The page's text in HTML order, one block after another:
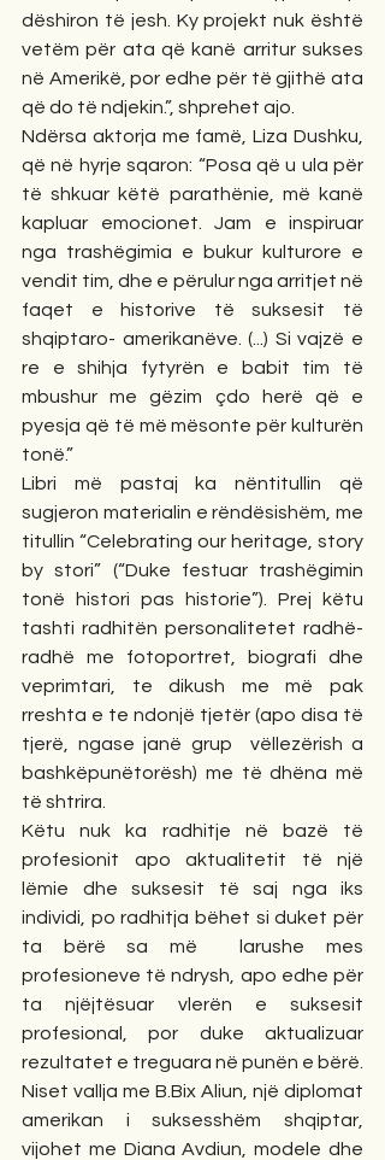
dëshiron të jesh. Ky projekt nuk është
vetëm për ata që kanë arritur sukses
në Amerikë, por edhe për të gjithë ata
që do të ndjekin.”, shprehet ajo.
Ndërsa aktorja me famë, Liza Dushku,
që në hyrje sqaron: “Posa që u ula për
të shkuar këtë parathënie, më kanë
kapluar emocionet. Jam e inspiruar
nga trashëgimia e bukur kulturore e
vendit tim, dhe e përulur nga arritjet në
faqet e historive të suksesit të
shqiptaro- amerikanëve. (...) Si vajzë e
re e shihja fytyrën e babit tim të
mbushur me gëzim çdo herë që e
pyesja që të më mësonte për kulturën
tonë.”
Libri më pastaj ka nëntitullin që
sugjeron materialin e rëndësishëm, me
titullin “Celebrating our heritage, story
by stori” (“Duke festuar trashëgimin
tonë histori pas historie”). Prej këtu
tashti radhitën personalitetet radhë-
radhë me fotoportret, biografi dhe
veprimtari, te dikush me më pak
rreshta e te ndonjë tjetër (apo disa të
tjerë, ngase janë grup  vëllezërish a
bashkëpunëtorësh) me të dhëna më
të shtrira.
Këtu nuk ka radhitje në bazë të
profesionit apo aktualitetit të një
lëmie dhe suksesit të saj nga iks
individi, po radhitja bëhet si duket për
ta bërë sa më  larushe mes
profesioneve të ndrysh, apo edhe për
ta njëjtësuar vlerën e suksesit
profesional, por duke aktualizuar
rezultatet e treguara në punën e bërë.
Niset vallja me B.Bix Aliun, një diplomat
amerikan i suksesshëm shqiptar,
vijohet me Diana Avdiun, modele dhe